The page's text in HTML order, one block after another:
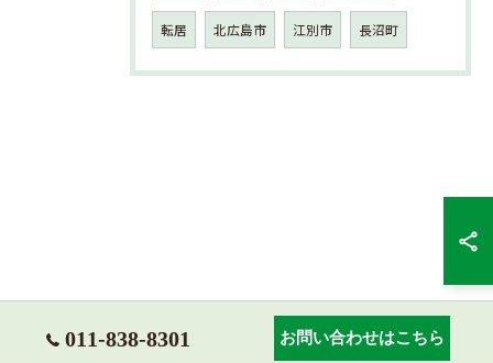
転居 北広島市 江別市 長沼町
011-838-8301 お問い合わせはこちら